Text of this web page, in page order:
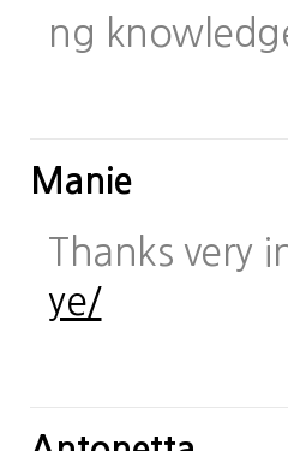
ng
Manie
Thanks very
ye/